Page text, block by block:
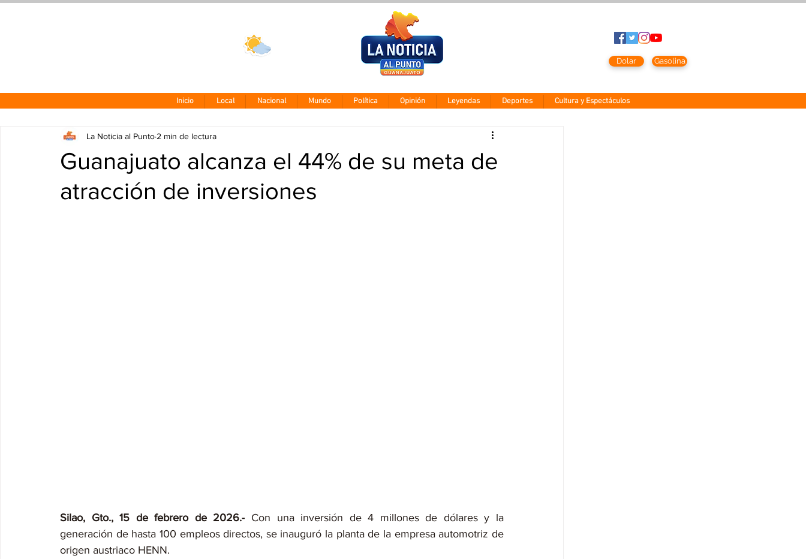
Dolar Gasolina
Inicio Local Nacional Mundo Política Opinión Leyendas Deportes Cultura y Espectáculos
Guanajuato alcanza el 44% de su meta de
atracción de inversiones
La Noticia al Punto 2 min de lectura
Silao, Gto., 15 de febrero de 2026.- Con una inversión de 4 millones de dólares y la
generación de hasta 100 empleos directos, se inauguró la planta de la empresa automotriz de
origen austriaco HENN.